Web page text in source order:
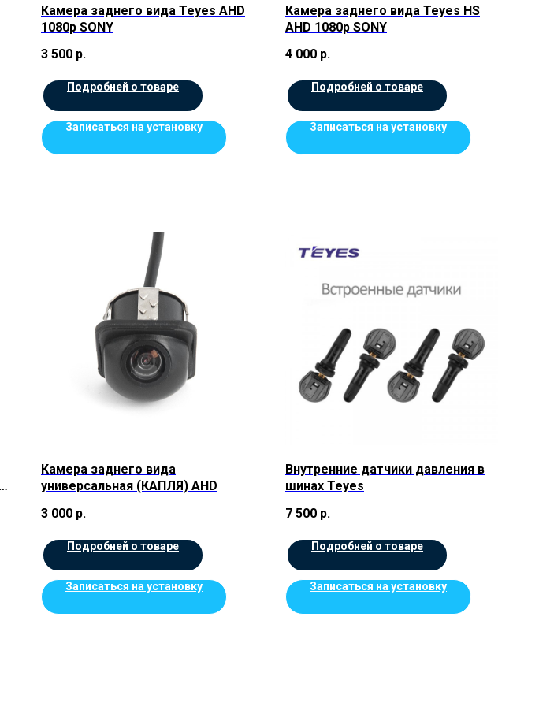
Камера заднего вида Teyes AHD
1080p SONY
3 500 р.
Подробней о товаре
Записаться на установку
Камера заднего вида Teyes HS
AHD 1080p SONY
4 000 р.
Подробней о товаре
Записаться на установку
Камера заднего вида
универсальная (КАПЛЯ) AHD
3 000 р.
Подробней о товаре
Записаться на установку
Внутренние датчики давления в
шинах Teyes
7 500 р.
Подробней о товаре
Записаться на установку